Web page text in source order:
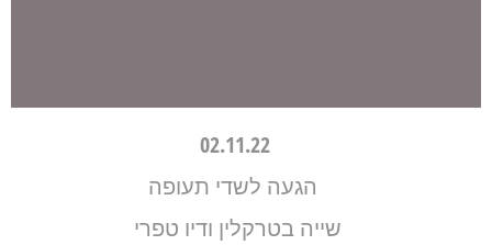
02.11.22
הגעה לשדי תעופה
שייה בטרקלין ודיו טפרי